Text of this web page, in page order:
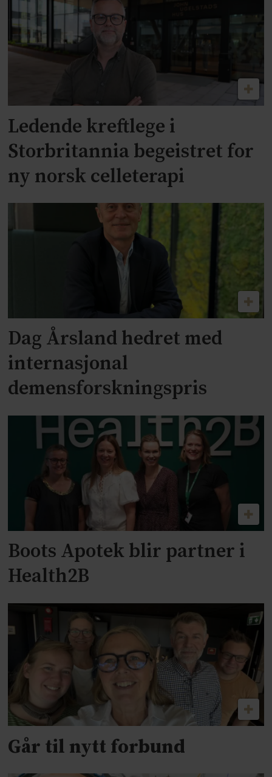
Ledende kreftlege i
Storbritannia begeistret for
ny norsk celleterapi
Dag Årsland hedret med
internasjonal
demensforskningspris
Boots Apotek blir partner i
Health2B
Går til nytt forbund